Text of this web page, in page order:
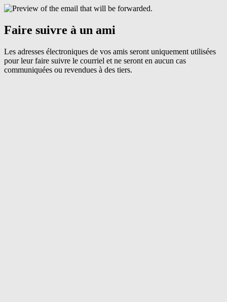
Faire suivre à un ami
Les adresses électroniques de vos amis seront uniquement utilisées
pour leur faire suivre le courriel et ne seront en aucun cas
communiquées ou revendues à des tiers.